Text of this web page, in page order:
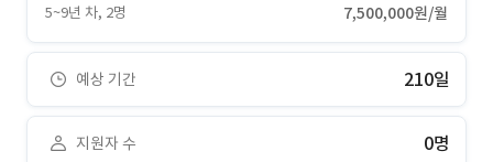
5~9년 차, 2명 7,500,000원/월
예상 기간 210일
지원자 수 0명